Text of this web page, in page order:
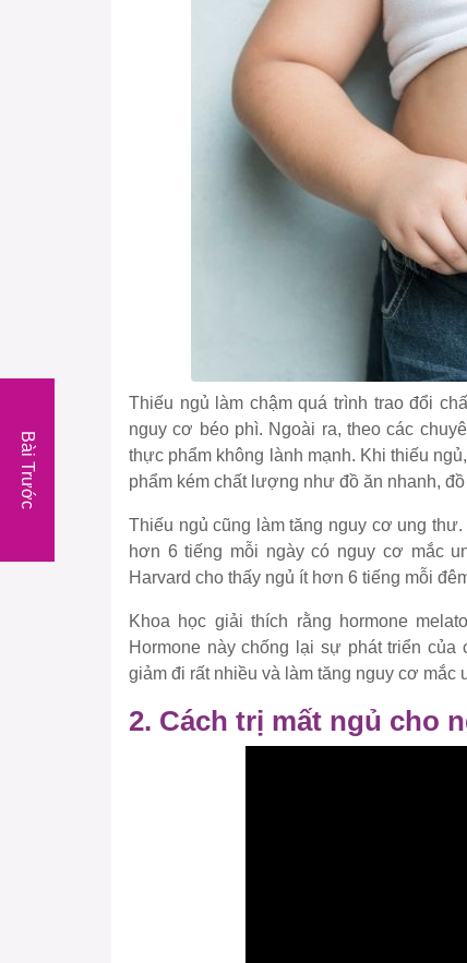
Thiếu ngủ làm chậm quá trình trao đổi
nguy cơ béo phì. Ngoài ra, theo các
thực phẩm không lành mạnh. Khi thiếu
phẩm kém chất lượng như đồ ăn nhanh,
Thiếu ngủ cũng làm tăng nguy cơ ung
hơn 6 tiếng mỗi ngày có nguy cơ mắc
Harvard cho thấy ngủ ít hơn 6 tiếng mỗi
Khoa học giải thích rằng hormone
Hormone này chống lại sự phát triển
giảm đi rất nhiều và làm tăng nguy cơ mắc
2. Cách trị mất ngủ cho
Bài Trước